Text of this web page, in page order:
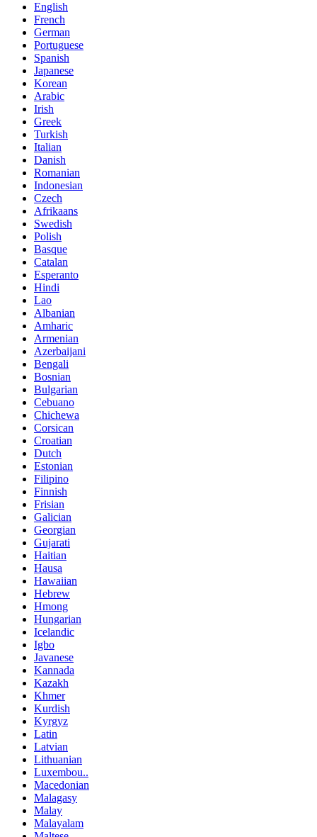
English
French
German
Portuguese
Spanish
Japanese
Korean
Arabic
Irish
Greek
Turkish
Italian
Danish
Romanian
Indonesian
Czech
Afrikaans
Swedish
Polish
Basque
Catalan
Esperanto
Hindi
Lao
Albanian
Amharic
Armenian
Azerbaijani
Bengali
Bosnian
Bulgarian
Cebuano
Chichewa
Corsican
Croatian
Dutch
Estonian
Filipino
Finnish
Frisian
Galician
Georgian
Gujarati
Haitian
Hausa
Hawaiian
Hebrew
Hmong
Hungarian
Icelandic
Igbo
Javanese
Kannada
Kazakh
Khmer
Kurdish
Kyrgyz
Latin
Latvian
Lithuanian
Luxembou..
Macedonian
Malagasy
Malay
Malayalam